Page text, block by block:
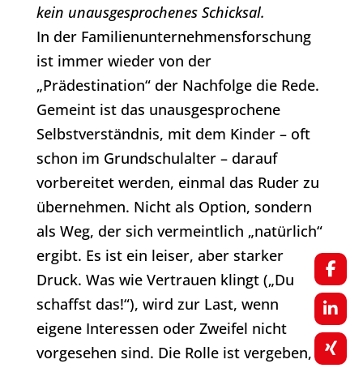
kein unausgesprochenes Schicksal.
In der Familienunternehmensforschung
ist immer wieder von der
„Prädestination“ der Nachfolge die Rede.
Gemeint ist das unausgesprochene
Selbstverständnis, mit dem Kinder – oft
schon im Grundschulalter – darauf
vorbereitet werden, einmal das Ruder zu
übernehmen. Nicht als Option, sondern
als Weg, der sich vermeintlich „natürlich“
ergibt. Es ist ein leiser, aber starker
Druck. Was wie Vertrauen klingt („Du
schaffst das!“), wird zur Last, wenn
eigene Interessen oder Zweifel nicht
vorgesehen sind. Die Rolle ist vergeben,